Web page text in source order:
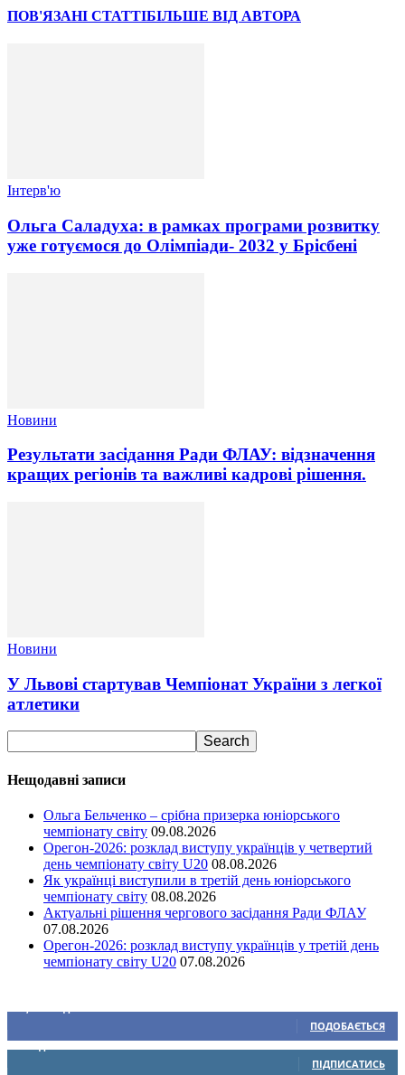
ПОВ'ЯЗАНІ СТАТТІБІЛЬШЕ ВІД АВТОРА
Інтерв'ю
Ольга Саладуха: в рамках програми розвитку
уже готуємося до Олімпіади- 2032 у Брісбені
Новини
Результати засідання Ради ФЛАУ: відзначення
кращих регіонів та важливі кадрові рішення.
Новини
У Львові стартував Чемпіонат України з легкої
атлетики
Нещодавні записи
Ольга Бельченко – срібна призерка юніорського
чемпіонату світу 09.08.2026
Орегон-2026: розклад виступу українців у четвертий
день чемпіонату світу U20 08.08.2026
Як українці виступили в третій день юніорського
чемпіонату світу 08.08.2026
Актуальні рішення чергового засідання Ради ФЛАУ
07.08.2026
Орегон-2026: розклад виступу українців у третій день
чемпіонату світу U20 07.08.2026
ПОДОБАЄТЬСЯ
0 Підписників
ПІДПИСАТИСЬ